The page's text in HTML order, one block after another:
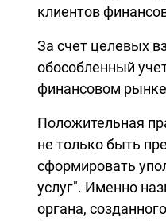
клиентов
За счет целевых
обособленный
финансовом рынке
Положительная
не только быть
сформировать
услуг". Именно
органа,